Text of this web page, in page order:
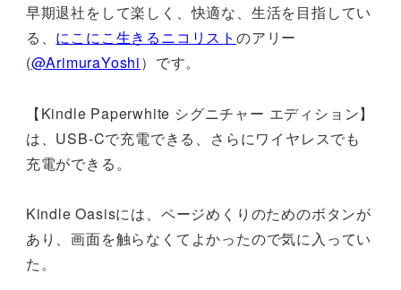
早期退社をして楽しく、快適な、生活を目指してい
る、 にこにこ生きるニコリストのアリー
(@ArimuraYoshi）です。
【Kindle Paperwhite シグニチャー エディション】
は、USB-Cで充電できる、さらにワイヤレスでも
充電ができる。
Kindle Oasisには、ページめくりのためのボタンが
あり、画面を触らなくてよかったので気に入ってい
た。